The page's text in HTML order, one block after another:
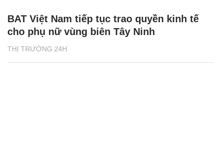
THỊ TRƯỜNG 24H
BAT Việt Nam tiếp tục trao quyền kinh tế
cho phụ nữ vùng biên Tây Ninh